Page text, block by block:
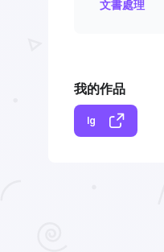
文書處理
我的作品
Ig